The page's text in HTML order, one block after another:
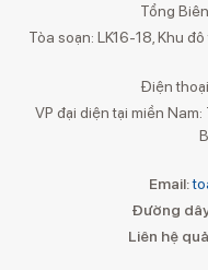
Tổng
Tòa soạn: LK16-18, Khu
Điện
VP đại diện tại miền
Email:
Đường
Liên hệ